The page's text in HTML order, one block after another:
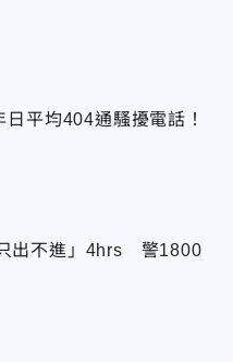
平均404通騷擾電話！
出不進」4hrs 警1800